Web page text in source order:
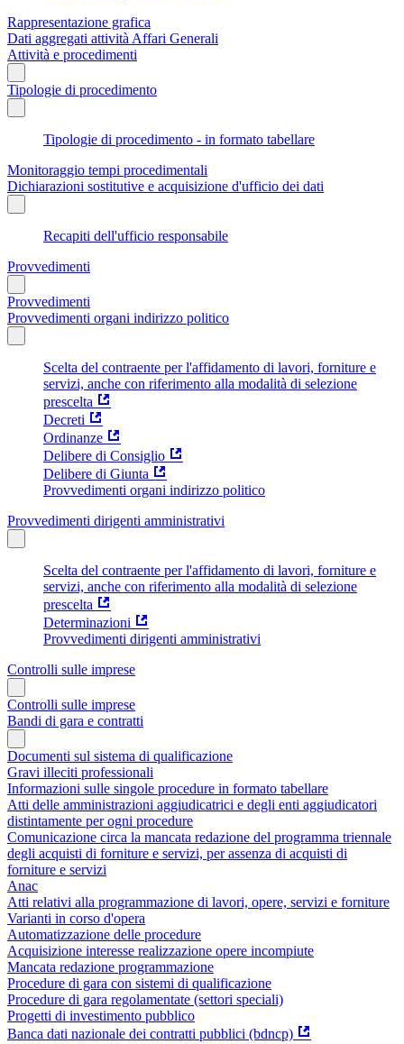
Rappresentazione grafica
Dati aggregati attività Affari Generali
Attività e procedimenti
Tipologie di procedimento
Tipologie di procedimento - in formato tabellare
Monitoraggio tempi procedimentali
Dichiarazioni sostitutive e acquisizione d'ufficio dei dati
Recapiti dell'ufficio responsabile
Provvedimenti
Provvedimenti
Provvedimenti organi indirizzo politico
Scelta del contraente per l'affidamento di lavori, forniture e
servizi, anche con riferimento alla modalità di selezione
prescelta
Decreti
Ordinanze
Delibere di Consiglio
Delibere di Giunta
Provvedimenti organi indirizzo politico
Provvedimenti dirigenti amministrativi
Scelta del contraente per l'affidamento di lavori, forniture e
servizi, anche con riferimento alla modalità di selezione
prescelta
Determinazioni
Provvedimenti dirigenti amministrativi
Controlli sulle imprese
Controlli sulle imprese
Bandi di gara e contratti
Documenti sul sistema di qualificazione
Gravi illeciti professionali
Informazioni sulle singole procedure in formato tabellare
Atti delle amministrazioni aggiudicatrici e degli enti aggiudicatori
distintamente per ogni procedure
Comunicazione circa la mancata redazione del programma triennale
degli acquisti di forniture e servizi, per assenza di acquisti di
forniture e servizi
Anac
Atti relativi alla programmazione di lavori, opere, servizi e forniture
Varianti in corso d'opera
Automatizzazione delle procedure
Acquisizione interesse realizzazione opere incompiute
Mancata redazione programmazione
Procedure di gara con sistemi di qualificazione
Procedure di gara regolamentate (settori speciali)
Progetti di investimento pubblico
Banca dati nazionale dei contratti pubblici (bdncp)